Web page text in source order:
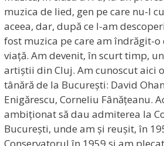
muzica de lied, gen pe care nu-l
aceea, dar, după ce l-am
fost muzica pe care am îndrăgit-
viață. Am devenit, în scurt timp,
artiștii din Cluj. Am cunoscut aici
tânără de la București: David
Enigărescu, Corneliu Fânățeanu.
ambiționat să dau admiterea la
București, unde am și reușit, în